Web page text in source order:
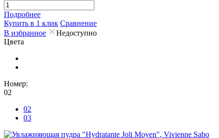
Подробнее
Купить в 1 клик Сравнение
В избранное
Недоступно
Цвета
Номер:
02
02
03